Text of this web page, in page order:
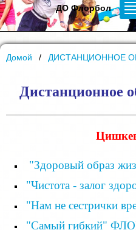
ДО Флорбол
Домой ДИСТАНЦИОННОЕ
Дистанционное
"Здоровый образ
"Чистота - залог
"Нам не сестрички
"Самый гибкий"